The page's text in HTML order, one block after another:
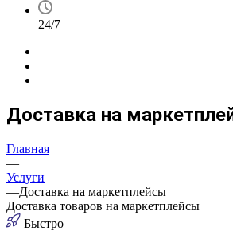
24/7
Доставка на
Главная
—
Услуги
—Доставка на маркетплейсы
Доставка товаров на маркетплейсы
Быстро